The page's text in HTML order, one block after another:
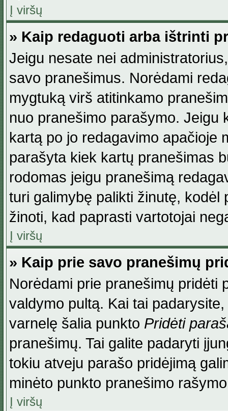
Į viršų
» Kaip redaguoti arba ištrinti
Jeigu nesate nei
savo pranešimus. Norėdami
mygtuką virš atitinkamo
nuo pranešimo parašymo. Jeigu
kartą po jo redagavimo apačioje
parašyta kiek kartų pranešimas
rodomas jeigu pranešimą
turi galimybę palikti žinutę, kodėl
žinoti, kad paprasti vartotojai
Į viršų
» Kaip prie savo pranešimų
Norėdami prie pranešimų pridėti
valdymo pultą. Kai tai
varnelę šalia punkto Pridėti
pranešimų. Tai galite padaryti
tokiu atveju parašo pridėjimą
minėto punkto pranešimo
Į viršų